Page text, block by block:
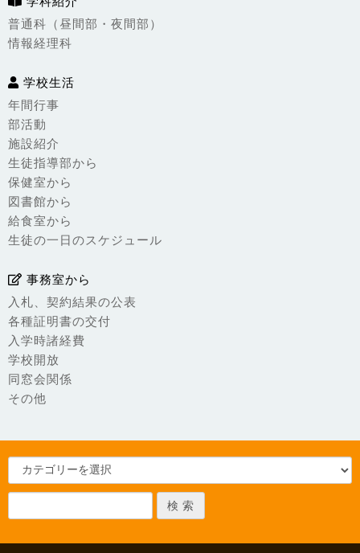
普通科（昼間部・夜間部）
情報経理科
学校生活
年間行事
部活動
施設紹介
生徒指導部から
保健室から
図書館から
給食室から
生徒の一日のスケジュール
事務室から
入札、契約結果の公表
各種証明書の交付
入学時諸経費
学校開放
同窓会関係
その他